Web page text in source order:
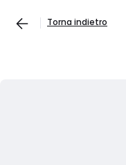
Torna indietro